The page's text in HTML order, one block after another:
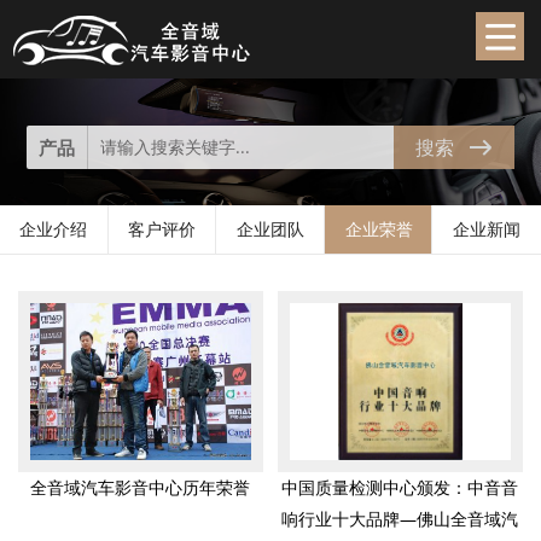
企业荣誉
HONOR
产品 搜索
企业介绍 客户评价 企业团队 企业荣誉 企业新闻
全音域汽车影音中心历年荣誉
中国质量检测中心颁发：中音音
响行业十大品牌—佛山全音域汽